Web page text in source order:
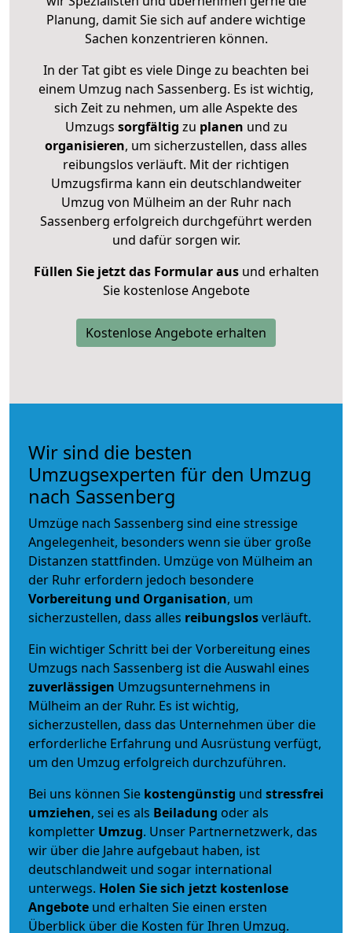
Planung, damit Sie sich auf andere wichtige
Sachen konzentrieren können.
In der Tat gibt es viele Dinge zu beachten bei
einem Umzug nach Sassenberg. Es ist wichtig,
sich Zeit zu nehmen, um alle Aspekte des
Umzugs sorgfältig zu planen und zu
organisieren, um sicherzustellen, dass alles
reibungslos verläuft. Mit der richtigen
Umzugsfirma kann ein deutschlandweiter
Umzug von Mülheim an der Ruhr nach
Sassenberg erfolgreich durchgeführt werden
und dafür sorgen wir.
Füllen Sie jetzt das Formular ausund erhalten
Sie kostenlose Angebote
Kostenlose Angebote erhalten
Wir sind die besten
Umzugsexperten für den Umzug
nach Sassenberg
Umzüge nach Sassenberg sind eine stressige
Angelegenheit, besonders wenn sie über große
Distanzen stattfinden. Umzüge von Mülheim an
der Ruhr erfordern jedoch besondere
Vorbereitung und Organisation, um
sicherzustellen, dass alles reibungslosverläuft.
Ein wichtiger Schritt bei der Vorbereitung eines
Umzugs nach Sassenberg ist die Auswahl eines
zuverlässigen Umzugsunternehmens in
Mülheim an der Ruhr. Es ist wichtig,
sicherzustellen, dass das Unternehmen über die
erforderliche Erfahrung und Ausrüstung verfügt,
um den Umzug erfolgreich durchzuführen.
Bei uns können Sie kostengünstig und stressfrei
umziehen, sei es als Beiladung oder als
kompletter Umzug. Unser Partnernetzwerk, das
wir über die Jahre aufgebaut haben, ist
deutschlandweit und sogar international
unterwegs. Holen Sie sich jetzt kostenlose
Angebote und erhalten Sie einen ersten
Überblick über die Kosten für Ihren Umzug.